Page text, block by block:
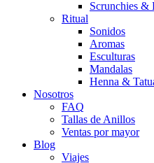
Scrunchies &
Ritual
Sonidos
Aromas
Esculturas
Mandalas
Henna &
Nosotros
FAQ
Tallas de Anillos
Ventas por mayor
Blog
Viajes